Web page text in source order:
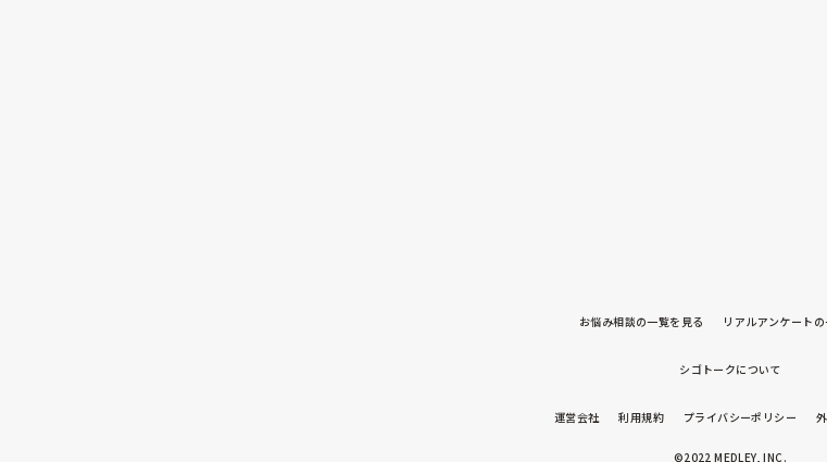
お悩み相談の一覧を見る リアルアンケート
シゴトークについて
運営会社 利用規約 プライバシーポリシー
©2022 MEDLEY, INC.